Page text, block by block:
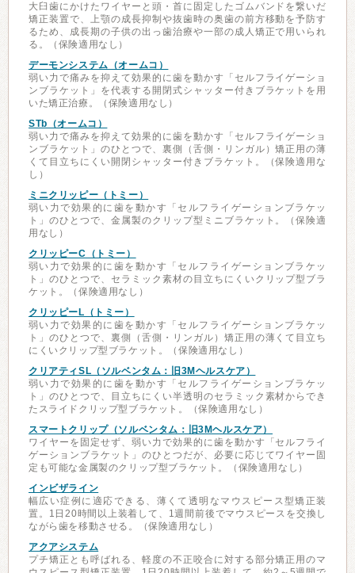
大臼歯にかけたワイヤーと頭・首に固定したゴムバンドを繋いだ
矯正装置で、上顎の成長抑制や抜歯時の奥歯の前方移動を予防す
るため、成長期の子供の出っ歯治療や一部の成人矯正で用いられ
る。（保険適用なし）
デーモンシステム（オームコ）
弱い力で痛みを抑えて効果的に歯を動かす「セルフライゲーショ
ンブラケット」を代表する開閉式シャッター付きブラケットを用
いた矯正治療。（保険適用なし）
STb（オームコ）
弱い力で痛みを抑えて効果的に歯を動かす「セルフライゲーショ
ンブラケット」のひとつで、裏側（舌側・リンガル）矯正用の薄
くて目立ちにくい開閉シャッター付きブラケット。（保険適用な
し）
ミニクリッピー（トミー）
弱い力で効果的に歯を動かす「セルフライゲーションブラケッ
ト」のひとつで、金属製のクリップ型ミニブラケット。（保険適
用なし）
クリッピーC（トミー）
弱い力で効果的に歯を動かす「セルフライゲーションブラケッ
ト」のひとつで、セラミック素材の目立ちにくいクリップ型ブラ
ケット。（保険適用なし）
クリッピーL（トミー）
弱い力で効果的に歯を動かす「セルフライゲーションブラケッ
ト」のひとつで、裏側（舌側・リンガル）矯正用の薄くて目立ち
にくいクリップ型ブラケット。（保険適用なし）
クリアティSL（ソルベンタム：旧3Mヘルスケア）
弱い力で効果的に歯を動かす「セルフライゲーションブラケッ
ト」のひとつで、目立ちにくい半透明のセラミック素材からでき
たスライドクリップ型ブラケット。（保険適用なし）
スマートクリップ（ソルベンタム：旧3Mヘルスケア）
ワイヤーを固定せず、弱い力で効果的に歯を動かす「セルフライ
ゲーションブラケット」のひとつだが、必要に応じてワイヤー固
定も可能な金属製のクリップ型ブラケット。（保険適用なし）
インビザライン
幅広い症例に適応できる、薄くて透明なマウスピース型矯正装
置。1日20時間以上装着して、1週間前後でマウスピースを交換し
ながら歯を移動させる。（保険適用なし）
アクアシステム
プチ矯正とも呼ばれる、軽度の不正咬合に対する部分矯正用のマ